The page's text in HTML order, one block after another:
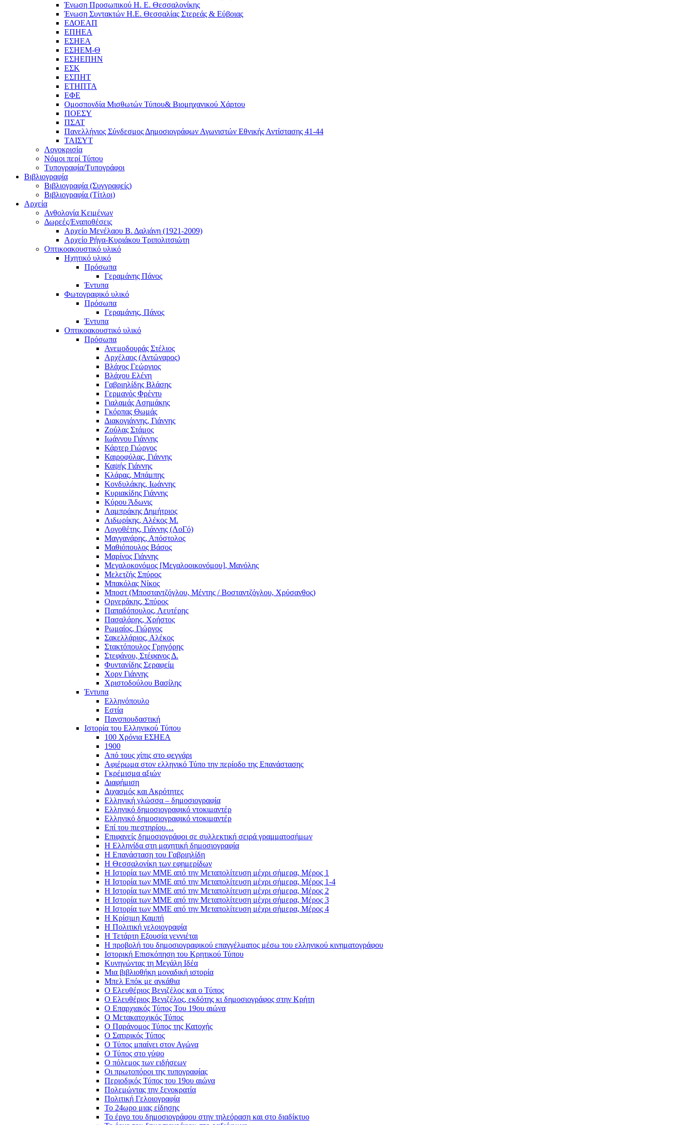
Ένωση Προσωπικού Η. Ε. Θεσσαλονίκης
Ένωση Συντακτών Η.Ε. Θεσσαλίας Στερεάς & Εύβοιας
ΕΔΟΕΑΠ
ΕΠΗΕΑ
ΕΣΗΕΑ
ΕΣΗΕΜ-Θ
ΕΣΗΕΠΗΝ
ΕΣΚ
ΕΣΠΗΤ
ΕΤΗΠΤΑ
ΕΦΕ
Ομοσπονδία Μισθωτών Τύπου& Βιομηχανικού Χάρτου
ΠΟΕΣΥ
ΠΣΑΤ
Πανελλήνιος Σύνδεσμος Δημοσιογράφων Αγωνιστών Εθνικής Αντίστασης 41-44
ΤΑΙΣΥΤ
Λογοκρισία
Νόμοι περί Τύπου
Τυπογραφία/Τυπογράφοι
Βιβλιογραφία
Βιβλιογραφία (Συγγραφείς)
Βιβλιογραφία (Τίτλοι)
Αρχεία
Ανθολογία Κειμένων
Δωρεές/Εναποθέσεις
Αρχείο Μενέλαου Β. Δαλιάνη (1921-2009)
Αρχείο Ρήγα-Κυριάκου Τριπολιτσιώτη
Οπτικοακουστικό υλικό
Ηχητικό υλικό
Πρόσωπα
Γεραμάνης Πάνος
Έντυπα
Φωτογραφικό υλικό
Πρόσωπα
Γεραμάνης, Πάνος
Έντυπα
Οπτικοακουστικό υλικό
Πρόσωπα
Ανεμοδουράς Στέλιος
Αρχέλαος (Αντώναρος)
Βλάχος Γεώργιος
Βλάχου Ελένη
Γαβριηλίδης Βλάσης
Γερμανός Φρέντυ
Γιαλαμάς Ασημάκης
Γκόρπας Θωμάς
Διακογιάννης, Γιάννης
Ζούλας Στάμος
Ιωάννου Γιάννης
Κάρτερ Γιώργος
Καιροφύλας, Γιάννης
Καψής Γιάννης
Κλάρας, Μπάμπης
Κονδυλάκης, Ιωάννης
Κυριακίδης Γιάννης
Κύρου Άδωνις
Λαμπράκης Δημήτριος
Λιδωρίκης, Αλέκος Μ.
Λογοθέτης, Γιάννης (ΛοΓό)
Μαγγανάρης, Απόστολος
Μαθιόπουλος Βάσος
Μαρίνος Γιάννης
Μεγαλοκονόμος [Μεγαλοοικονόμου], Μανόλης
Μελετζής Σπύρος
Μπακόλας Νίκος
Μποστ (Μποσταντζόγλου, Μέντης / Βοσταντζόγλου, Χρύσανθος)
Ορνεράκης, Σπύρος
Παπαδόπουλος, Λευτέρης
Πασαλάρης, Χρήστος
Ρωμαίος, Γιώργος
Σακελλάριος, Αλέκος
Στακτόπουλος Γρηγόρης
Στεφάνου, Στέφανος Δ.
Φυντανίδης Σεραφείμ
Χορν Γιάννης
Χριστοδούλου Βασίλης
Έντυπα
Ελληνόπουλο
Εστία
Πανσπουδαστική
Ιστορία του Ελληνικού Τύπου
100 Χρόνια ΕΣΗΕΑ
1900
Από τους χίπις στο φεγγάρι
Αφιέρωμα στον ελληνικό Τύπο την περίοδο της Επανάστασης
Γκρέμισμα αξιών
Διαφήμιση
Διχασμός και Ακρότητες
Ελληνική γλώσσα – δημοσιογραφία
Ελληνικό δημοσιογραφικό ντοκιμαντέρ
Ελληνικό δημοσιογραφικό ντοκιμαντέρ
Επί του πιεστηρίου…
Επιφανείς δημοσιογράφοι σε συλλεκτική σειρά γραμματοσήμων
Η Ελληνίδα στη μαχητική δημοσιογραφία
Η Επανάσταση του Γαβριηλίδη
Η Θεσσαλονίκη των εφημερίδων
Η Ιστορία των ΜΜΕ από την Μεταπολίτευση μέχρι σήμερα, Μέρος 1
Η Ιστορία των ΜΜΕ από την Μεταπολίτευση μέχρι σήμερα, Μέρος 1-4
Η Ιστορία των ΜΜΕ από την Μεταπολίτευση μέχρι σήμερα, Μέρος 2
Η Ιστορία των ΜΜΕ από την Μεταπολίτευση μέχρι σήμερα, Μέρος 3
Η Ιστορία των ΜΜΕ από την Μεταπολίτευση μέχρι σήμερα, Μέρος 4
Η Κρίσιμη Καμπή
Η Πολιτική γελοιογραφία
Η Τετάρτη Εξουσία γεννιέται
Η προβολή του δημοσιογραφικού επαγγέλματος μέσω του ελληνικού κινηματογράφου
Ιστορική Επισκόπηση του Κρητικού Τύπου
Κυνηγώντας τη Μεγάλη Ιδέα
Μια βιβλιοθήκη μοναδική ιστορία
Μπελ Επόκ με αγκάθια
Ο Ελευθέριος Βενιζέλος και ο Τύπος
Ο Ελευθέριος Βενιζέλος, εκδότης κι δημοσιογράφος στην Κρήτη
Ο Επαρχιακός Τύπος Του 19ου αιώνα
Ο Μετακατοχικός Τύπος
Ο Παράνομος Τύπος της Κατοχής
Ο Σατιρικός Τύπος
Ο Τύπος μπαίνει στον Αγώνα
Ο Τύπος στο γύψο
Ο πόλεμος των ειδήσεων
Οι πρωτοπόροι της τυπογραφίας
Περιοδικός Τύπος του 19ου αιώνα
Πολεμώντας την ξενοκρατία
Πολιτική Γελοιογραφία
Το 24ωρο μιας είδησης
Το έργο του δημοσιογράφου στην τηλεόραση και στο διαδίκτυο